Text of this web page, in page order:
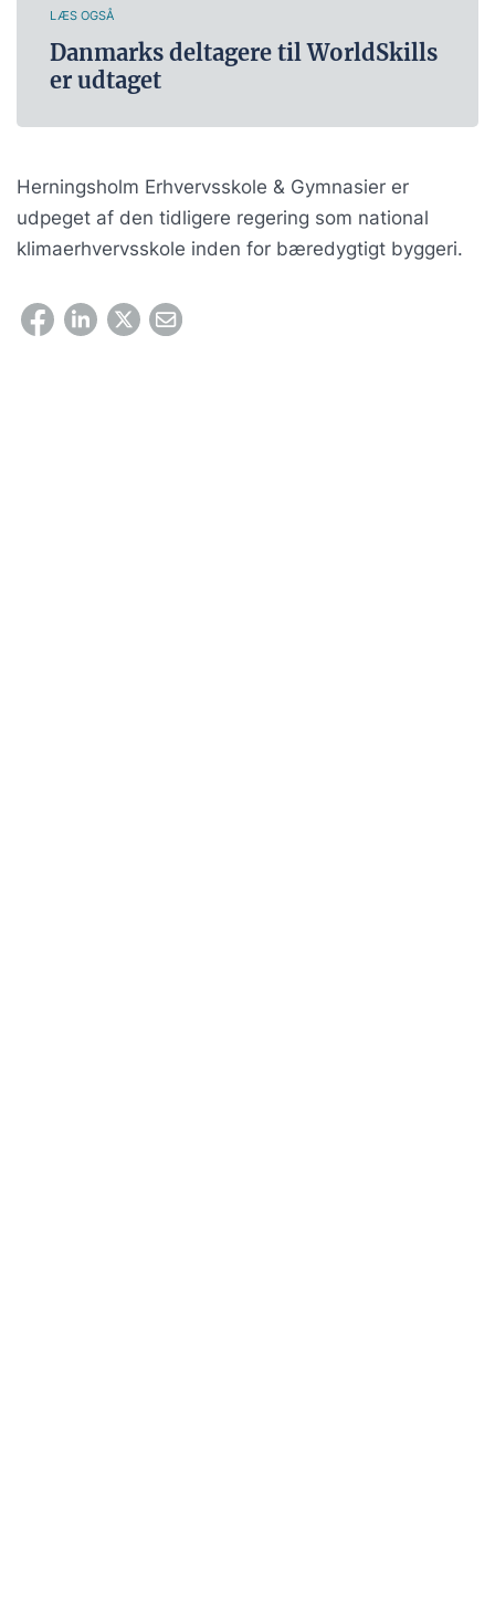
LÆS OGSÅ
Danmarks deltagere til WorldSkills
er udtaget
Herningsholm Erhvervsskole & Gymnasier er
udpeget af den tidligere regering som national
klimaerhvervsskole inden for bæredygtigt byggeri.